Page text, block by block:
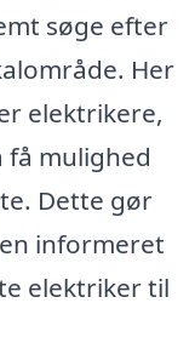
søge efter
Her
elektrikere,
få mulighed
Dette gør
informeret
elektriker til